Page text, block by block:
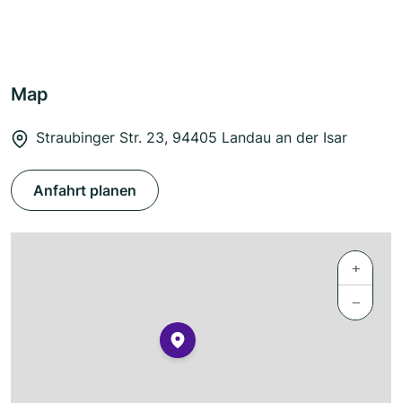
Map
Straubinger Str. 23, 94405 Landau an der Isar
Anfahrt planen
+
−